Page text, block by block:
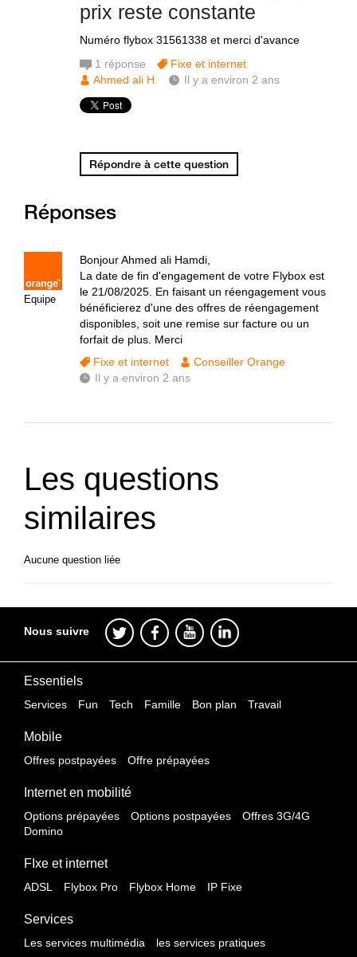
prix reste constante
Numéro flybox 31561338 et merci d'avance
1 réponse
Fixe et internet
Ahmed ali H.
Il y a environ 2 ans
Répondre à cette question
Réponses
Equipe
Bonjour Ahmed ali Hamdi,
La date de fin d'engagement de votre Flybox est
le 21/08/2025. En faisant un réengagement vous
bénéficierez d'une des offres de réengagement
disponibles, soit une remise sur facture ou un
forfait de plus. Merci
Fixe et internet
Conseiller Orange
Il y a environ 2 ans
Les questions
similaires
Aucune question liée
Nous suivre
Essentiels
Services Fun Tech Famille Bon plan Travail
Mobile
Offres postpayées Offre prépayées
Internet en mobilité
Options prépayées Options postpayées
Offres 3G/4G
Domino
FIxe et internet
ADSL Flybox Pro Flybox Home IP Fixe
Services
Les services multimédia les services pratiques